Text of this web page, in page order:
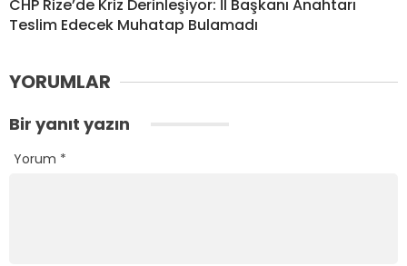
CHP Rize’de Kriz Derinleşiyor: İl Başkanı Anahtarı
Teslim Edecek Muhatap Bulamadı
YORUMLAR
Bir yanıt yazın
Yorum *